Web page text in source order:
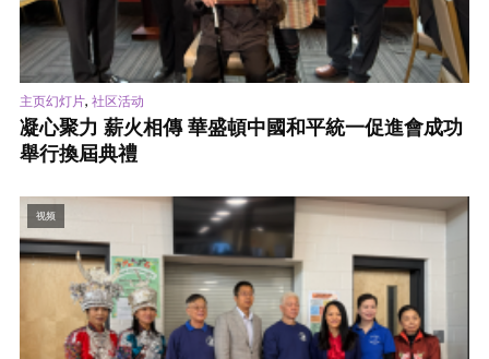
主页幻灯片, 社区活动
凝心聚力 薪火相傳 華盛頓中國和平統一促進會成功
舉行換屆典禮
视频